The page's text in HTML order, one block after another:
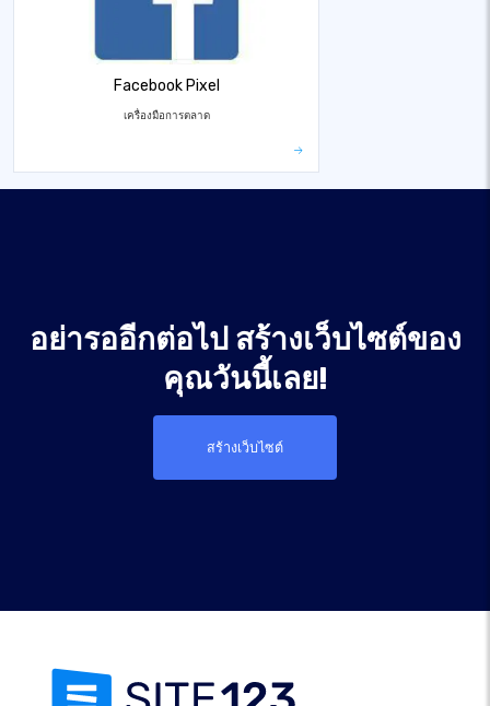
Facebook Pixel
เครื่องมือการตลาด
อย่ารออีกต่อไป สร้างเว็บไซต์ของ
คุณวันนี้เลย!
สร้างเว็บไซต์